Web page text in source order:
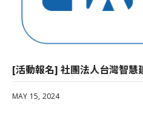
MAY 15, 2024